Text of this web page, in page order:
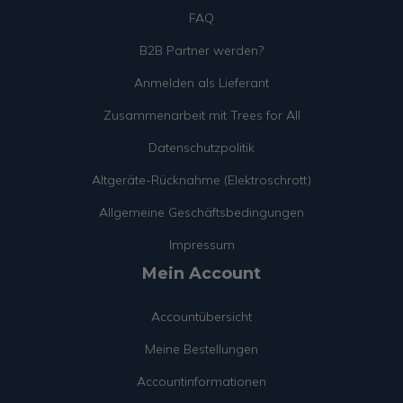
FAQ
B2B Partner werden?
Anmelden als Lieferant
Zusammenarbeit mit Trees for All
Datenschutzpolitik
Altgeräte-Rücknahme (Elektroschrott)
Allgemeine Geschäftsbedingungen
Impressum
Mein Account
Accountübersicht
Meine Bestellungen
Accountinformationen